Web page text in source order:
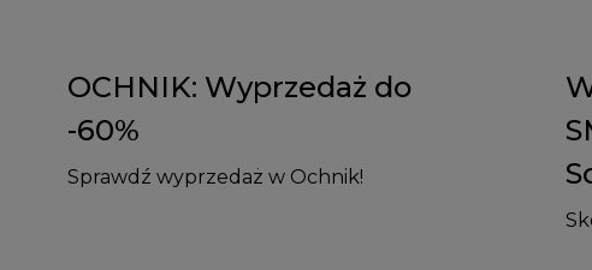
OCHNIK: Wyprzedaż do
-60%
Sprawdź wyprzedaż w Ochnik!